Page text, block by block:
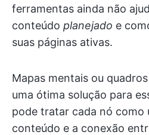
ferramentas ainda não
conteúdo planejado e
suas páginas ativas.
Mapas mentais ou
uma ótima solução para
pode tratar cada nó como
conteúdo e a conexão